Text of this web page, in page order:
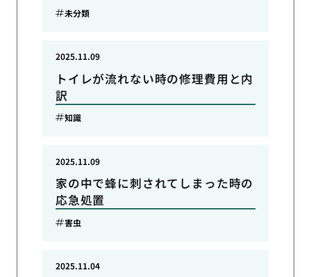
未分類
トイレが流れない時の修理費用と内
訳
2025.11.09
知識
家の中で蜂に刺されてしまった時の
応急処置
2025.11.09
害虫
2025.11.04